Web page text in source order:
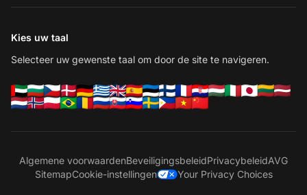
Kies uw taal
Selecteer uw gewenste taal om door de site te navigeren.
Algemene voorwaardenBeveiligingsbeleidPrivacybeleidAVG
SitemapCookie-instellingen Your Privacy Choices